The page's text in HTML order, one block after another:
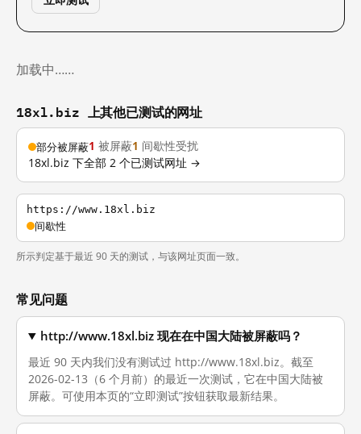
加载中……
18xl.biz 上其他已测试的网址
部分被屏蔽1 被屏蔽1 间歇性受扰
18xl.biz 下全部 2 个已测试网址 →
https://www.18xl.biz
间歇性
所示判定基于最近 90 天的测试，与该网址页面一致。
常见问题
http://www.18xl.biz 现在在中国大陆被屏蔽吗？
最近 90 天内我们没有测试过 http://www.18xl.biz。截至
2026-02-13（6 个月前）的最近一次测试，它在中国大陆被
屏蔽。可使用本页的“立即测试”按钮获取最新结果。